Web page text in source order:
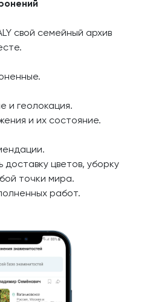
свой семейный архив
и геолокация.
и их состояние.
доставку цветов, уборку
точки мира.
работ.